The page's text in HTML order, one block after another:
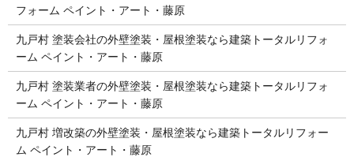
フォーム ペイント・アート・藤原
九戸村 塗装会社の外壁塗装・屋根塗装なら建築トータルリフォ
ーム ペイント・アート・藤原
九戸村 塗装業者の外壁塗装・屋根塗装なら建築トータルリフォ
ーム ペイント・アート・藤原
九戸村 増改築の外壁塗装・屋根塗装なら建築トータルリフォー
ム ペイント・アート・藤原